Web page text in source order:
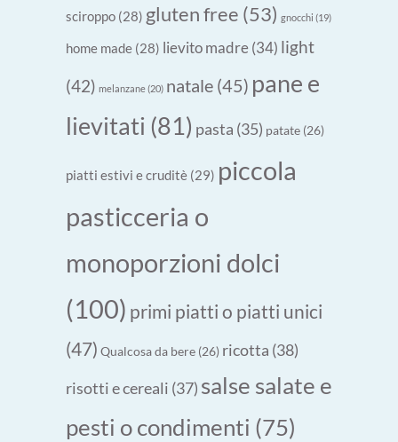
sciroppo (28) gluten free (53) gnocchi (19)
home made (28) lievito madre(34) light
(42) melanzane(20) natale (45) pane e
lievitati (81) pasta (35) patate (26)
piatti estivi e cruditè (29) piccola
pasticceria o
monoporzioni dolci
(100) primi piatti o piatti unici
(47) Qualcosa da bere (26) ricotta (38)
risotti e cereali (37) salse salate e
pesti o condimenti (75)